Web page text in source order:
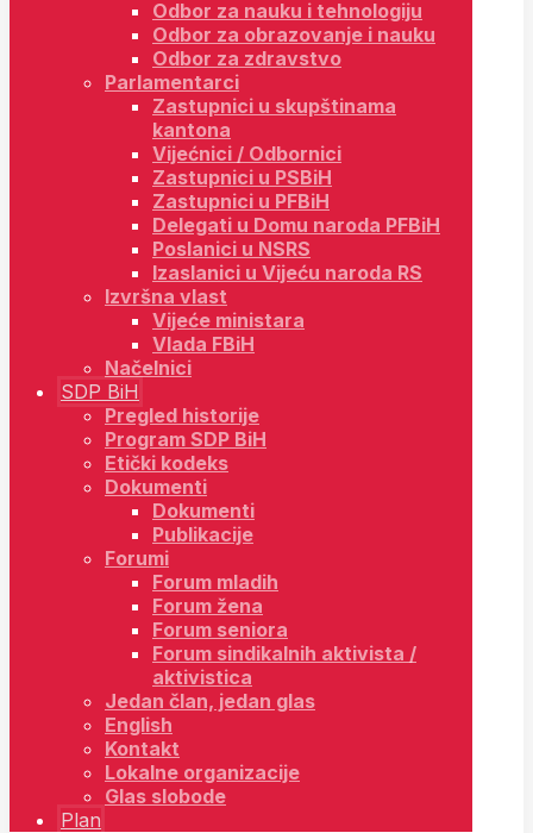
Odbor za nauku i tehnologiju
Odbor za obrazovanje i nauku
Odbor za zdravstvo
Parlamentarci
Zastupnici u skupštinama
kantona
Vijećnici / Odbornici
Zastupnici u PSBiH
Zastupnici u PFBiH
Delegati u Domu naroda PFBiH
Poslanici u NSRS
Izaslanici u Vijeću naroda RS
Izvršna vlast
Vijeće ministara
Vlada FBiH
Načelnici
SDP BiH
Pregled historije
Program SDP BiH
Etički kodeks
Dokumenti
Dokumenti
Publikacije
Forumi
Forum mladih
Forum žena
Forum seniora
Forum sindikalnih aktivista /
aktivistica
Jedan član, jedan glas
English
Kontakt
Lokalne organizacije
Glas slobode
Plan